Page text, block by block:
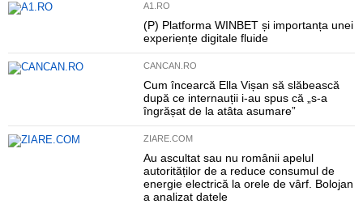
A1.RO
(P) Platforma WINBET și importanța unei
experiențe digitale fluide
CANCAN.RO
Cum încearcă Ella Vișan să slăbească
după ce internauții i-au spus că „s-a
îngrășat de la atâta asumare”
ZIARE.COM
Au ascultat sau nu românii apelul
autorităților de a reduce consumul de
energie electrică la orele de vârf. Bolojan
a analizat datele